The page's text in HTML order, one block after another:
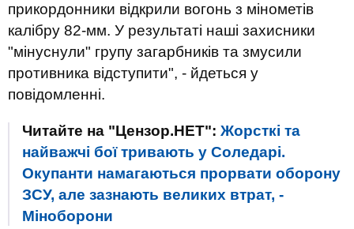
прикордонники відкрили вогонь з мінометів
калібру 82-мм. У результаті наші захисники
"мінуснули" групу загарбників та змусили
противника відступити", - йдеться у
повідомленні.
Читайте на "Цензор.НЕТ": Жорсткі та
найважчі бої тривають у Соледарі.
Окупанти намагаються прорвати оборону
ЗСУ, але зазнають великих втрат, -
Міноборони